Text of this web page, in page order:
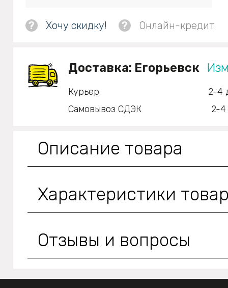
? Хочу скидку! ? Онлайн-кредит
Доставка: Егорьевск
Курьер
2-4
Самовывоз СДЭК
2-4
Описание товара
Характеристики
Отзывы и вопросы